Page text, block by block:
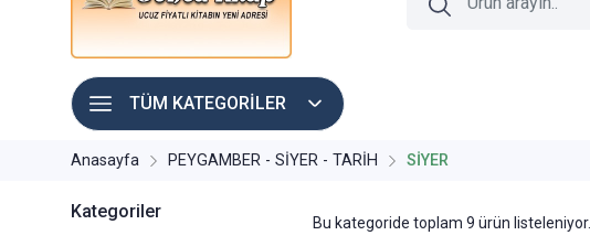
TÜM KATEGORİLER
Anasayfa PEYGAMBER - SİYER - TARİH SİYER
Kategoriler
Bu kategoride toplam 9 ürün listeleniyor.